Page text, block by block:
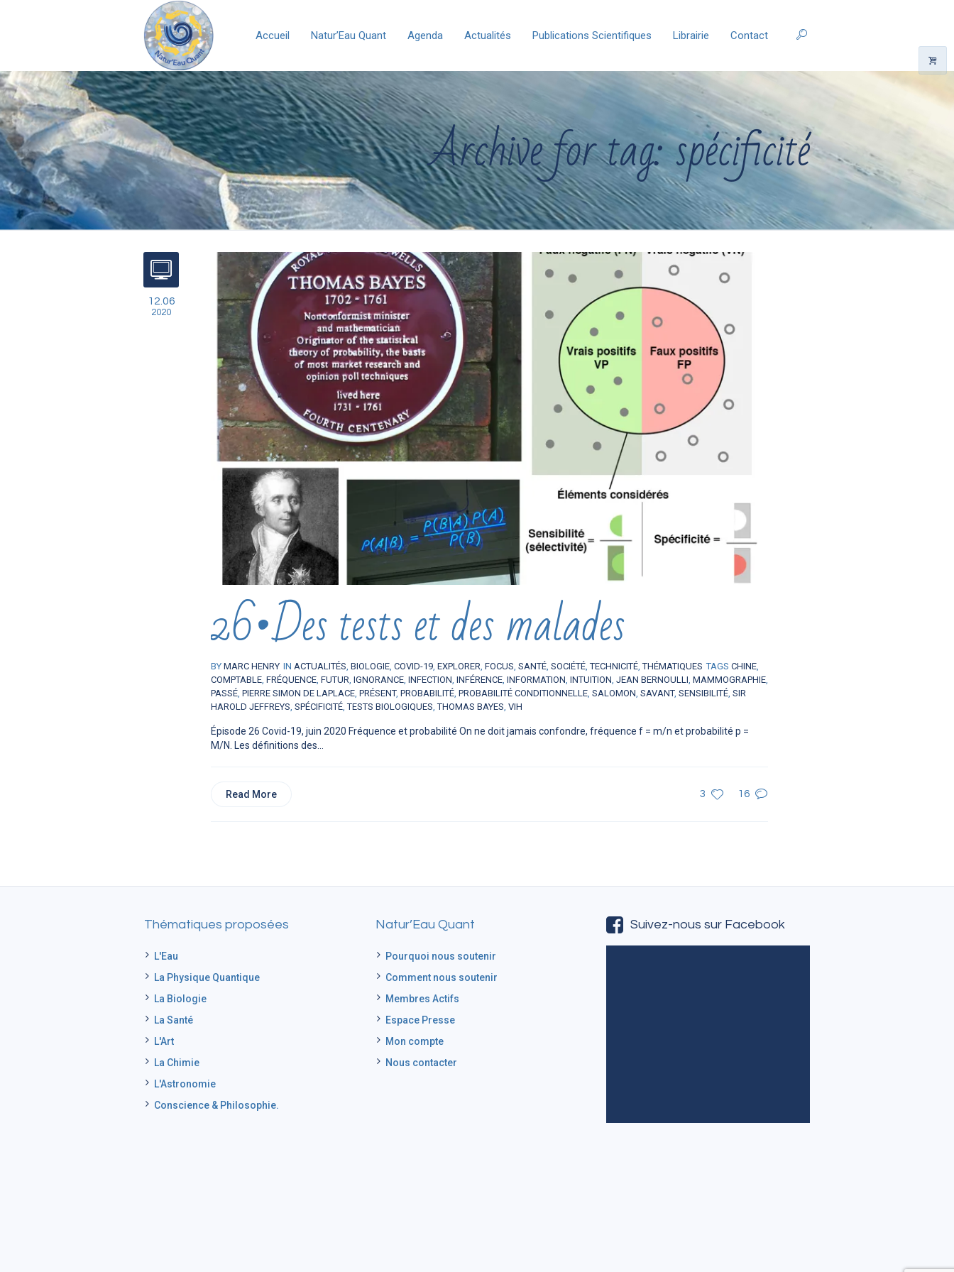
Accueil Natur’Eau Quant Agenda Actualités Publications Scientifiques Librairie Contact
Archive for tag: spécificité
12.06
2020
26•Des tests et des malades
BY MARC HENRY IN ACTUALITÉS, BIOLOGIE, COVID-19, EXPLORER, FOCUS, SANTÉ, SOCIÉTÉ,TECHNICITÉ,THÉMATIQUES TAGS CHINE,
COMPTABLE, FRÉQUENCE, FUTUR, IGNORANCE, INFECTION, INFÉRENCE, INFORMATION, INTUITION, JEAN BERNOULLI, MAMMOGRAPHIE,
PASSÉ, PIERRE SIMON DE LAPLACE, PRÉSENT, PROBABILITÉ, PROBABILITÉ CONDITIONNELLE, SALOMON, SAVANT, SENSIBILITÉ, SIR
HAROLD JEFFREYS, SPÉCIFICITÉ,TESTS BIOLOGIQUES,THOMAS BAYES, VIH
Épisode 26 Covid-19, juin 2020 Fréquence et probabilité On ne doit jamais confondre, fréquence f = m/n et probabilité p =
M/N. Les définitions des...
3 16
Read More
Thématiques proposées
L'Eau
La Physique Quantique
La Biologie
La Santé
L'Art
La Chimie
L'Astronomie
Conscience & Philosophie.
Natur’Eau Quant
Pourquoi nous soutenir
Comment nous soutenir
Membres Actifs
Espace Presse
Mon compte
Nous contacter
Suivez-nous sur Facebook